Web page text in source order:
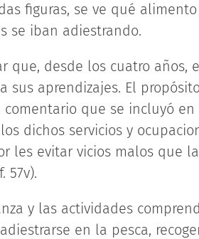
figuras, se ve qué
se iban adiestrando.
que, desde los cuatro
sus aprendizajes. El
comentario que se incluyó
dichos servicios y
les evitar vicios malos que
57v).
y las actividades
en la pesca,